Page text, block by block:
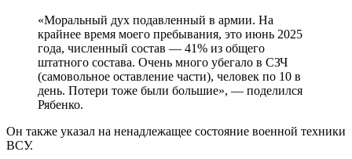
«Моральный дух подавленный в армии. На
крайнее время моего пребывания, это июнь 2025
года, численный состав — 41% из общего
штатного состава. Очень много убегало в СЗЧ
(самовольное оставление части), человек по 10 в
день. Потери тоже были большие», — поделился
Рябенко.
Он также указал на ненадлежащее состояние военной техники
ВСУ.